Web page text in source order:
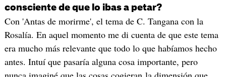
consciente de que lo ibas a petar?
Con 'Antas de morirme', el tema de C. Tangana con la
Rosalía. En aquel momento me di cuenta de que este tema
era mucho más relevante que todo lo que habíamos hecho
antes. Intuí que pasaría alguna cosa importante, pero